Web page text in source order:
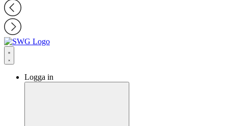
Logga in